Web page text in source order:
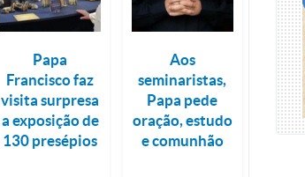
Papa
Francisco faz
visita surpresa
a exposição de
130 presépios
Aos
seminaristas,
Papa pede
oração, estudo
e comunhão